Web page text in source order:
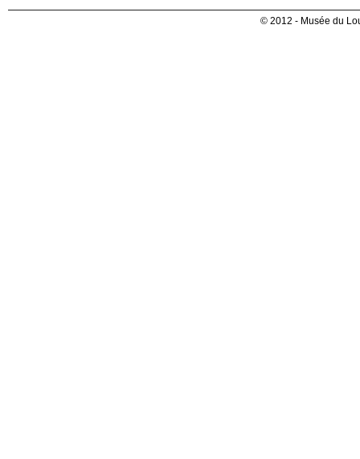
© 2012 - Musée du